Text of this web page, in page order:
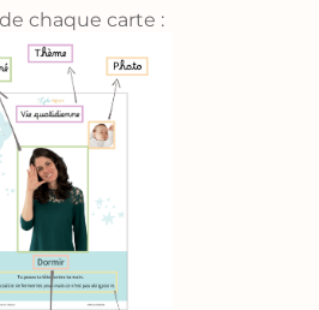
chaque carte :